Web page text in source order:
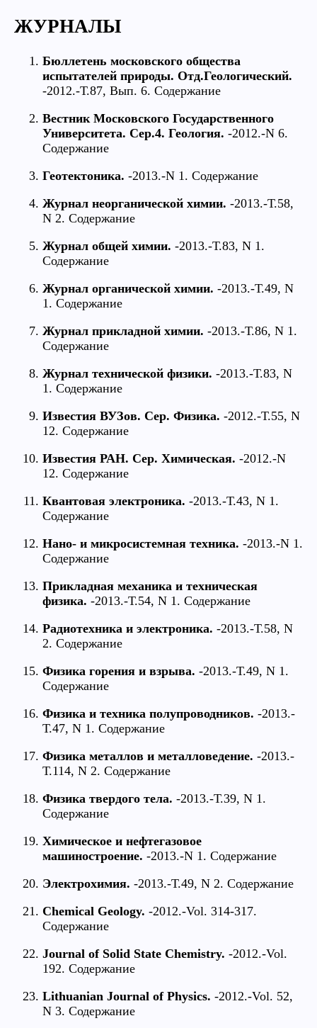
ЖУРНАЛЫ
Бюллетень московского общества
испытателей природы. Отд.Геологический.
-2012.-Т.87, Вып. 6. Содержание
Вестник Московского Государственного
Университета. Сер.4. Геология. -2012.-N 6.
Содержание
Геотектоника. -2013.-N 1. Содержание
Журнал неорганической химии. -2013.-Т.58,
N 2. Содержание
Журнал общей химии. -2013.-Т.83, N 1.
Содержание
Журнал органической химии. -2013.-Т.49, N
1. Содержание
Журнал прикладной химии. -2013.-Т.86, N 1.
Содержание
Журнал технической физики. -2013.-Т.83, N
1. Содержание
Известия ВУЗов. Сер. Физика. -2012.-Т.55, N
12. Содержание
Известия РАН. Сер. Химическая. -2012.-N
12. Содержание
Квантовая электроника. -2013.-Т.43, N 1.
Содержание
Нано- и микросистемная техника. -2013.-N 1.
Содержание
Прикладная механика и техническая
физика. -2013.-Т.54, N 1. Содержание
Радиотехника и электроника. -2013.-Т.58, N
2. Содержание
Физика горения и взрыва. -2013.-Т.49, N 1.
Содержание
Физика и техника полупроводников. -2013.-
Т.47, N 1. Содержание
Физика металлов и металловедение. -2013.-
Т.114, N 2. Содержание
Физика твердого тела. -2013.-Т.39, N 1.
Содержание
Химическое и нефтегазовое
машиностроение. -2013.-N 1. Содержание
Электрохимия. -2013.-Т.49, N 2. Содержание
Chemical Geology. -2012.-Vol. 314-317.
Содержание
Journal of Solid State Chemistry. -2012.-Vol.
192. Содержание
Lithuanian Journal of Physics. -2012.-Vol. 52,
N 3. Содержание